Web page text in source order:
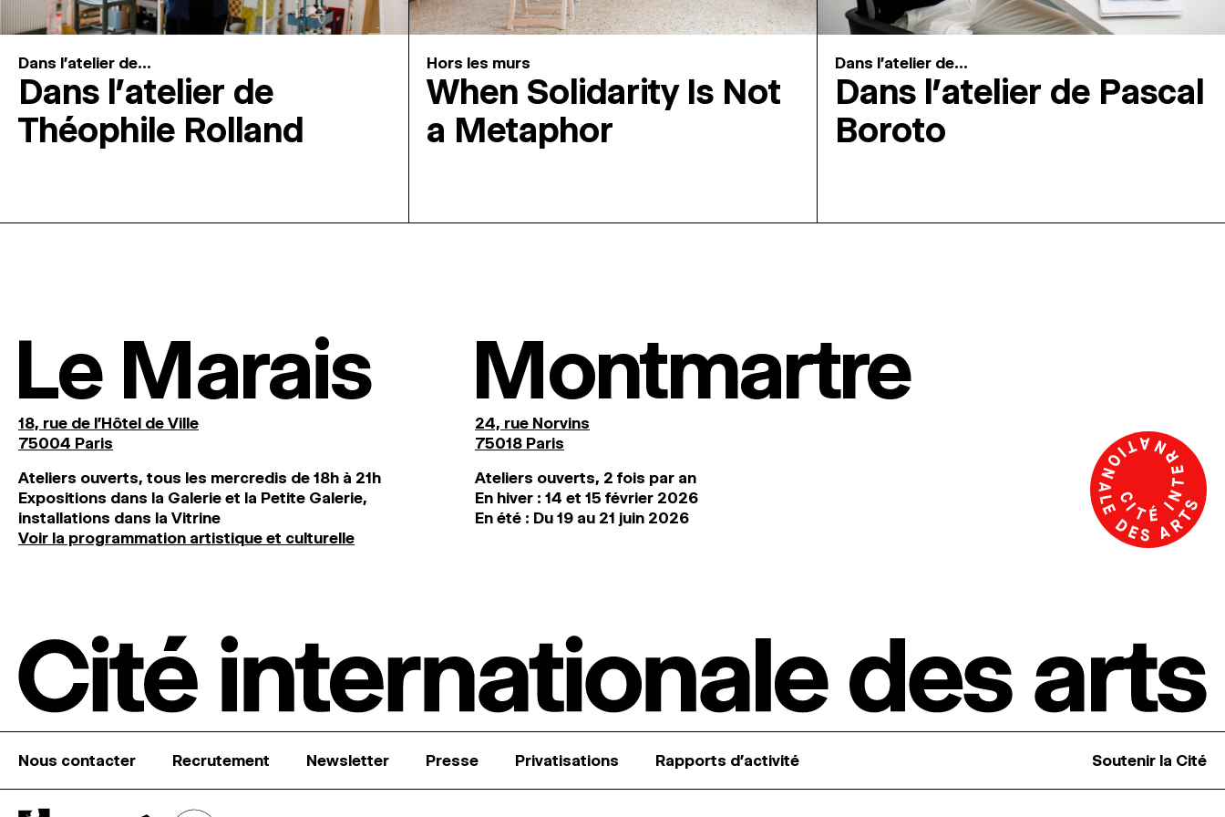
Dans l'atelier de...
Dans l’atelier de
Théophile Rolland
Hors les murs
When Solidarity Is Not
a Metaphor
Dans l'atelier de...
Dans l’atelier de Pascal
Boroto
Le Marais
18, rue de l'Hôtel de Ville
75004 Paris
Ateliers ouverts, tous les mercredis de 18h à 21h
Expositions dans la Galerie et la Petite Galerie,
installations dans la Vitrine
Voir la programmation artistique et culturelle
Montmartre
24, rue Norvins
75018 Paris
Ateliers ouverts, 2 fois par an
En hiver : 14 et 15 février 2026
En été : Du 19 au 21 juin 2026
Nous contacter Recrutement Newsletter Presse Privatisations Rapports d’activité Soutenir la Cité